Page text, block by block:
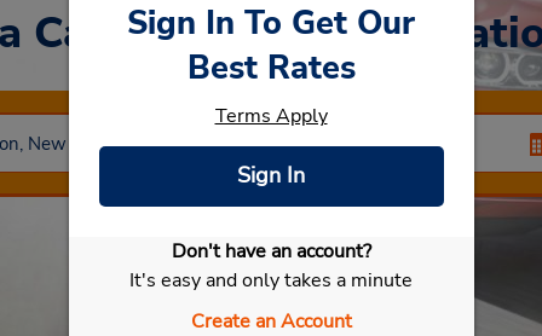
Car at Huntington
Sélectionner ma voiture
Sign In To Get Our
Best Rates
Terms Apply
Sign In
Don't have an account?
It's easy and only takes a minute
Create an Account